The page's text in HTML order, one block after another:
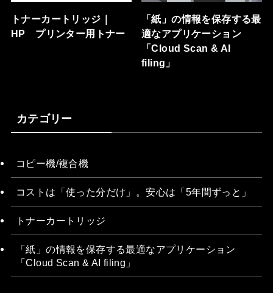
トナーカートリッジ｜
HP プリンター用トナー
「紙」の情報を保存する最
適なアプリケーション
「Cloud Scan & AI
filing」
カテゴリー
コピー機/複合機
コストは「使った分だけ」。安心は「5年間ずっと」
トナーカートリッジ
「紙」の情報を保存する最適なアプリケーション
「Cloud Scan & AI filing」